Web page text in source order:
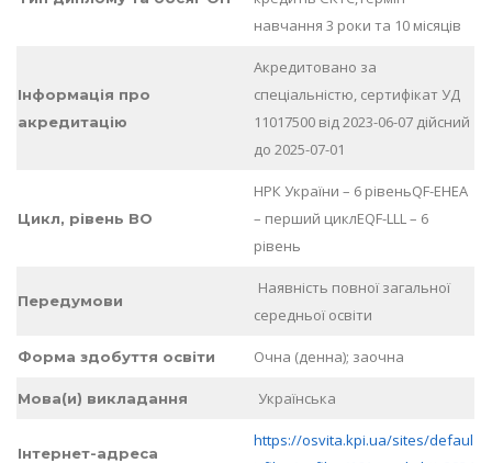
навчання 3 роки та 10 місяців
Інформація про
акредитацію
Акредитовано за
спеціальністю, сертифікат УД
11017500 від 2023-06-07 дійсний
до 2025-07-01
Цикл, рівень ВО
НРК України – 6 рівеньQF-EHEA
– перший циклEQF-LLL – 6
рівень
Передумови
Наявність повної загальної
середньої освіти
Форма здобуття освіти Очна (денна); заочна
Мова(и) викладання Українська
Інтернет-адреса
https://osvita.kpi.ua/sites/defaul